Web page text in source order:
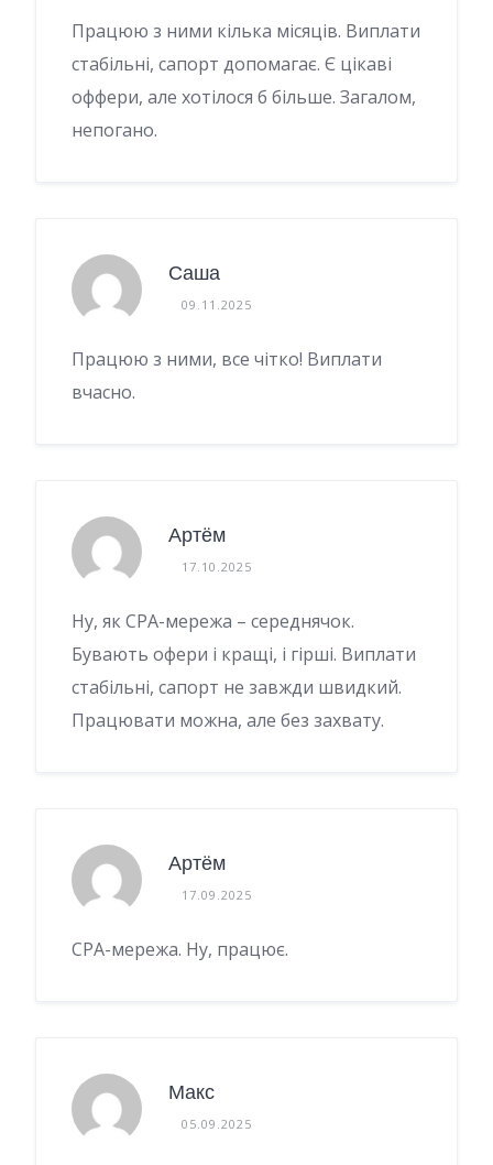
Працюю з ними кілька місяців. Виплати
стабільні, сапорт допомагає. Є цікаві
оффери, але хотілося б більше. Загалом,
непогано.
Саша
09.11.2025
Працюю з ними, все чітко! Виплати
вчасно.
Артём
17.10.2025
Ну, як CPA-мережа – середнячок.
Бувають офери і кращі, і гірші. Виплати
стабільні, сапорт не завжди швидкий.
Працювати можна, але без захвату.
Артём
17.09.2025
CPA-мережа. Ну, працює.
Макс
05.09.2025